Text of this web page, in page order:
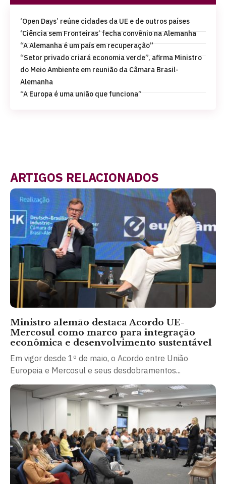
‘Open Days’ reúne cidades da UE e de outros países
‘Ciência sem Fronteiras’ fecha convênio na Alemanha
“A Alemanha é um país em recuperação”
“Setor privado criará economia verde”, afirma Ministro
do Meio Ambiente em reunião da Câmara Brasil-
Alemanha
“A Europa é uma união que funciona”
ARTIGOS RELACIONADOS
Ministro alemão destaca Acordo UE-
Mercosul como marco para integração
econômica e desenvolvimento sustentável
Em vigor desde 1º de maio, o Acordo entre União
Europeia e Mercosul e seus desdobramentos...